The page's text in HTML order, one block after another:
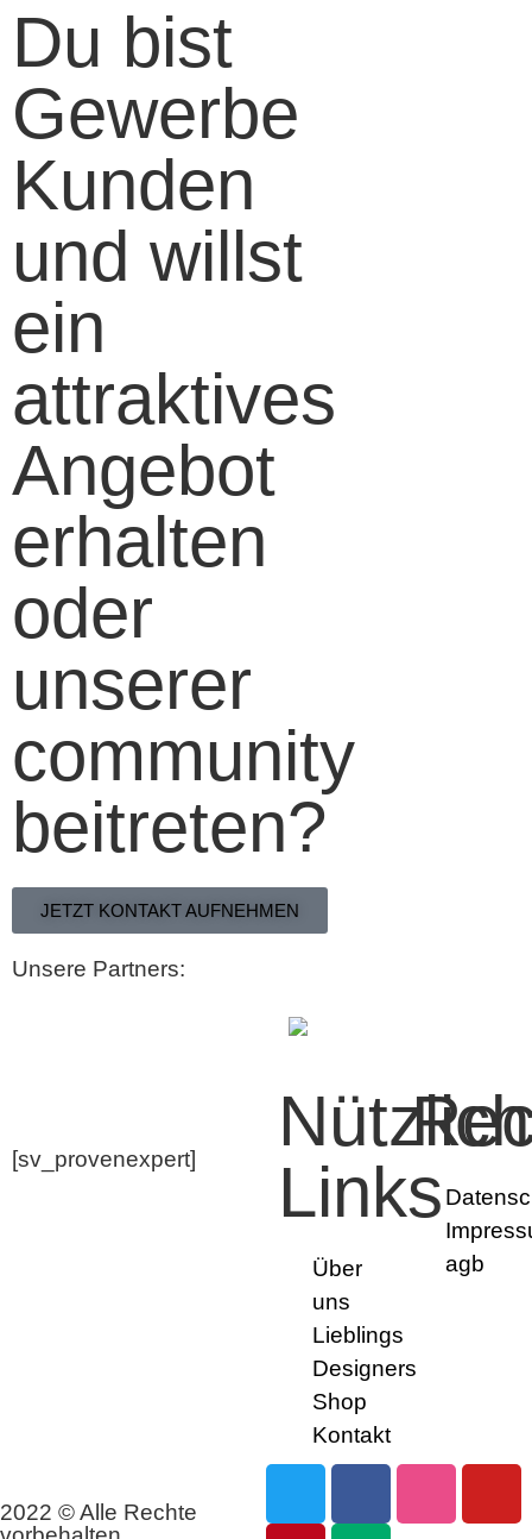
Du bist
Gewerbe
Kunden
und willst
ein
attraktives
Angebot
erhalten
oder
unserer
community
beitreten?
JETZT KONTAKT AUFNEHMEN
Unsere Partners:
[sv_provenexpert]
Links
Über
uns
Lieblings
Designers
Shop
Kontakt
agb
2022 © Alle Rechte